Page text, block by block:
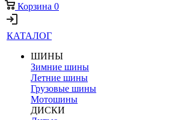
Корзина 0
КАТАЛОГ
ШИНЫ
Зимние шины
Летние шины
Грузовые шины
Мотошины
ДИСКИ